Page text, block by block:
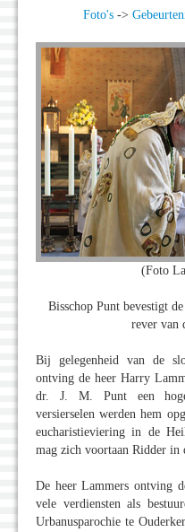
Foto's ->
(Foto
Bisschop Punt bevestigt
rever van
Bij gelegenheid van de
ontving de heer Harry
dr. J. M. Punt een hoge
versierselen werden hem
eucharistieviering in de
mag zich voortaan Ridder in
De heer Lammers ontving
vele verdiensten als
Urbanusparochie te